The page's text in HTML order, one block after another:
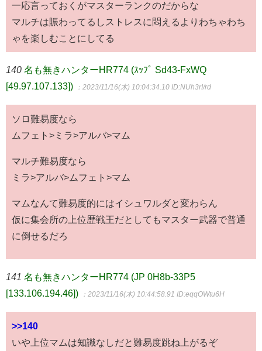
一応言っておくがマスターランクのだからな
マルチは賑わってるしストレスに悶えるよりわちゃわち
ゃを楽しむことにしてる
140 名も無きハンターHR774 (ｽｯﾌﾟ Sd43-FxWQ
[49.97.107.133])
：2023/11/16(木) 10:04:34.10 ID:NUh3rI/rd
ソロ難易度なら
ムフェト>ミラ>アルバ>マム
マルチ難易度なら
ミラ>アルバ>ムフェト>マム
マムなんて難易度的にはイシュワルダと変わらん
仮に集会所の上位歴戦王だとしてもマスター武器で普通
に倒せるだろ
141 名も無きハンターHR774 (JP 0H8b-33P5
[133.106.194.46])
：2023/11/16(木) 10:44:58.91 ID:eqqOWtu6H
>>140
いや上位マムは知識なしだと難易度跳ね上がるぞ